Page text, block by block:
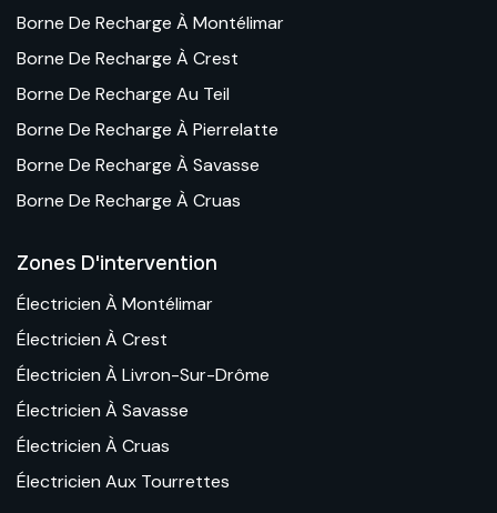
Borne De Recharge À Montélimar
Borne De Recharge À Crest
Borne De Recharge Au Teil
Borne De Recharge À Pierrelatte
Borne De Recharge À Savasse
Borne De Recharge À Cruas
Zones D'intervention
Électricien À Montélimar
Électricien À Crest
Électricien À Livron-Sur-Drôme
Électricien À Savasse
Électricien À Cruas
Électricien Aux Tourrettes